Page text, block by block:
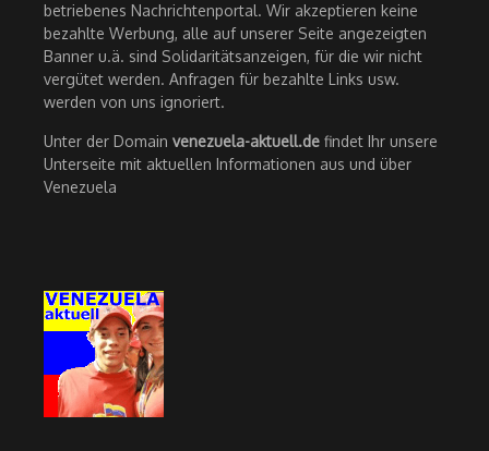
betriebenes Nachrichtenportal. Wir akzeptieren keine
bezahlte Werbung, alle auf unserer Seite angezeigten
Banner u.ä. sind Solidaritätsanzeigen, für die wir nicht
vergütet werden. Anfragen für bezahlte Links usw.
werden von uns ignoriert.
Unter der Domain venezuela-aktuell.de findet Ihr unsere
Unterseite mit aktuellen Informationen aus und über
Venezuela